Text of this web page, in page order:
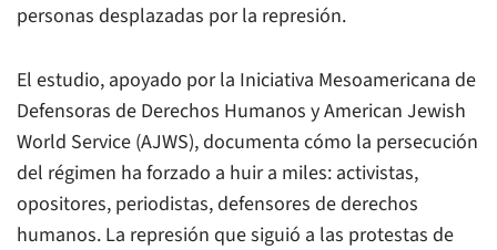
personas desplazadas por la represión.
El estudio, apoyado por la Iniciativa Mesoamericana de
Defensoras de Derechos Humanos y American Jewish
World Service (AJWS), documenta cómo la persecución
del régimen ha forzado a huir a miles: activistas,
opositores, periodistas, defensores de derechos
humanos. La represión que siguió a las protestas de